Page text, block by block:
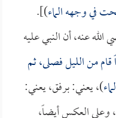
في وجهه الماء)].
الله عنه، أن النبي عليه
قام من الليل فصلى، ثم
)، يعني: برفق، يعني:
وعلى العكس أيضاً،